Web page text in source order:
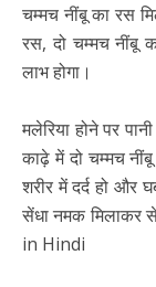
चम्मच नींबू का रस
रस, दो चम्मच नींबू
लाभ होगा।
मलेरिया होने पर
काढ़े में दो चम्मच
शरीर में दर्द हो और
सेंधा नमक मिलाकर
in Hindi